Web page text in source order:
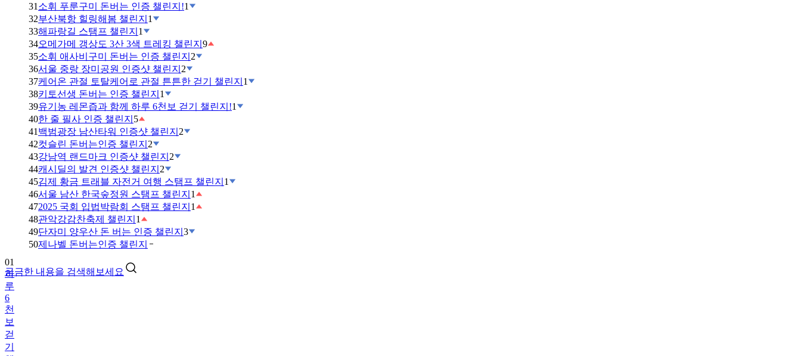
31 소휘 푸룬구미 돈버는 인증 챌린지!1
32부산북항 힐링해봄 챌린지 1
33해파랑길 스탬프 챌린지 1
34오메가메 갱상도 3산 3색 트레킹 챌린지 9
35소휘 애사비구미 돈버는 인증 챌린지 2
36서울 중랑 장미공원 인증샷 챌린지 2
37케어온 관절 토탈케어로 관절 튼튼한 걷기 챌린지 1
38키토선생 돈버는 인증 챌린지 1
39유기농 레몬즙과 함께 하루 6천보 걷기 챌린지!1
40한 줄 필사 인증 챌린지 5
41 백범광장 남산타워 인증샷 챌린지 2
42컷슬린 돈버는인증 챌린지 2
43강남역 랜드마크 인증샷 챌린지 2
44캐시딜의 발견 인증샷 챌린지 2
45김제 황금 트래블 자전거 여행 스탬프 챌린지 1
46서울 남산 한국숲정원 스탬프 챌린지 1
472025 국회 입법박람회 스탬프 챌린지 1
48관악강감찬축제 챌린지 1
49단자미 양우산 돈 버는 인증 챌린지 3
50제나벨 돈버는인증 챌린지
궁금한 내용을 검색해보세요
루
6
천
보
걷
기
챌
린